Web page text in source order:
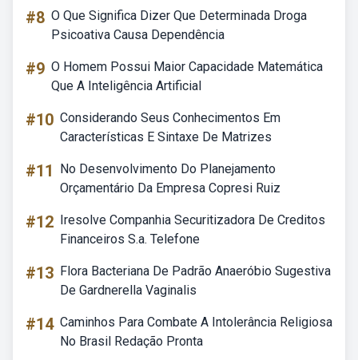
#8 O Que Significa Dizer Que Determinada Droga
Psicoativa Causa Dependência
#9 O Homem Possui Maior Capacidade Matemática
Que A Inteligência Artificial
#10 Considerando Seus Conhecimentos Em
Características E Sintaxe De Matrizes
#11
No Desenvolvimento Do Planejamento
Orçamentário Da Empresa Copresi Ruiz
#12 Iresolve Companhia Securitizadora De Creditos
Financeiros S.a. Telefone
#13 Flora Bacteriana De Padrão Anaeróbio Sugestiva
De Gardnerella Vaginalis
#14 Caminhos Para Combate A Intolerância Religiosa
No Brasil Redação Pronta